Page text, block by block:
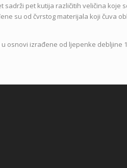
pet kutija različitih veličina koje
su od čvrstog materijala koji čuva
u osnovi izrađene od ljepenke debljine